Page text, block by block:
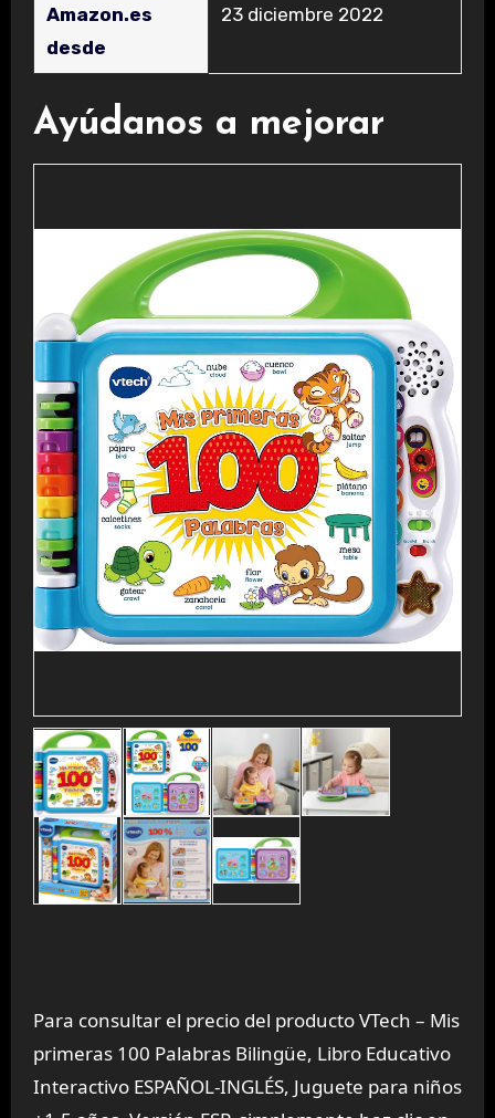
Amazon.es
desde
23 diciembre 2022
Ayúdanos a mejorar
Para consultar el precio del producto VTech – Mis
primeras 100 Palabras Bilingüe, Libro Educativo
Interactivo ESPAÑOL-INGLÉS, Juguete para niños